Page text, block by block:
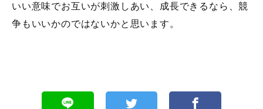
いい意味でお互いが刺激しあい、成長できるなら、競
争もいいかのではないかと思います。